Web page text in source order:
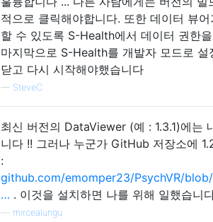
적으로 클릭해야합니다. 또한 데이터 뷰
할 수 있도록 S-Health에서 데이터 권한
마지막으로 S-Health를 개발자 모드로
닫고 다시 시작해야했습니다
— SteveC
최신 버전의 DataViewer (예 : 1.3.1)에는
니다 !! 그러나 누군가 GitHub 저장소에
:
github.com/emomper23/PsychVR/
… . 이것을 설치하면 나를 위해 일했습니
mircealungu